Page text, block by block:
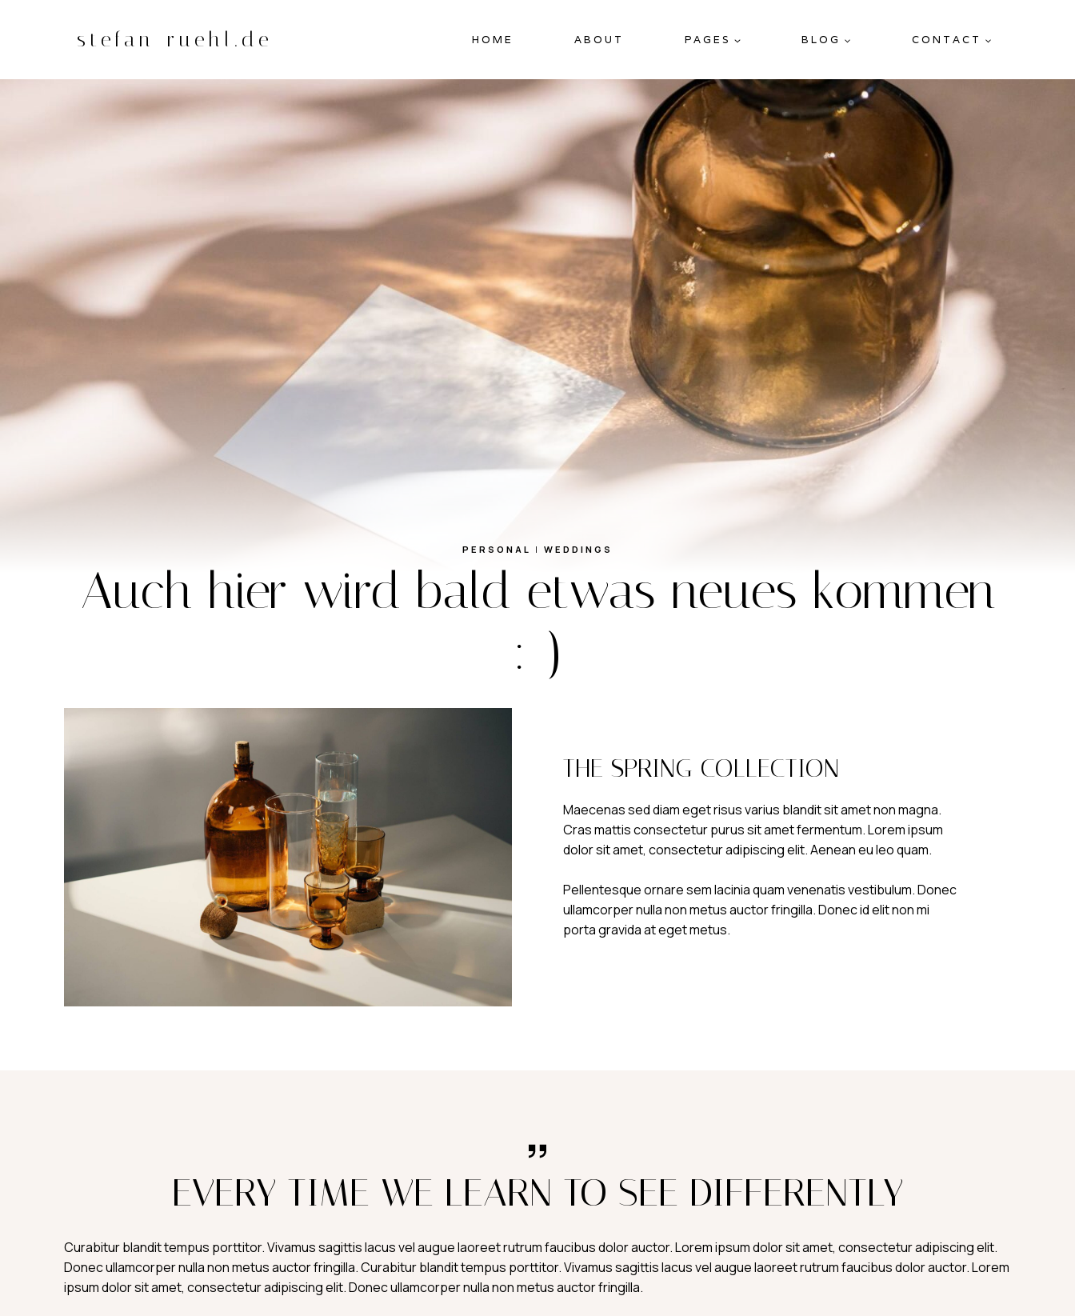
stefan-ruehl.de HOME ABOUT PAGES BLOG CONTACT
PERSONAL | WEDDINGS
Auch hier wird bald etwas neues kommen
:-)
THE SPRING COLLECTION
Maecenas sed diam eget risus varius blandit sit amet non magna.
Cras mattis consectetur purus sit amet fermentum. Lorem ipsum
dolor sit amet, consectetur adipiscing elit. Aenean eu leo quam.
Pellentesque ornare sem lacinia quam venenatis vestibulum. Donec
ullamcorper nulla non metus auctor fringilla. Donec id elit non mi
porta gravida at eget metus.
EVERY TIME WE LEARN TO SEE DIFFERENTLY
Curabitur blandit tempus porttitor. Vivamus sagittis lacus vel augue laoreet rutrum faucibus dolor auctor. Lorem ipsum dolor sit amet, consectetur adipiscing elit.
Donec ullamcorper nulla non metus auctor fringilla. Curabitur blandit tempus porttitor. Vivamus sagittis lacus vel augue laoreet rutrum faucibus dolor auctor. Lorem
ipsum dolor sit amet, consectetur adipiscing elit. Donec ullamcorper nulla non metus auctor fringilla.